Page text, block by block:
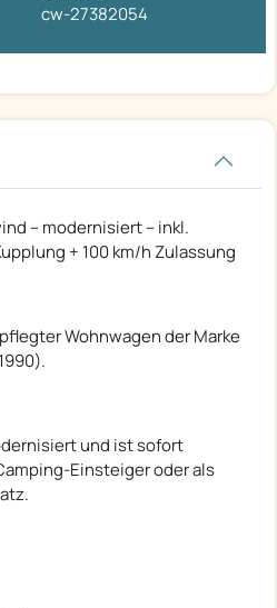
cw-27382054
– modernisiert – inkl.
+ 100 km/h Zulassung
Wohnwagen der Marke
und ist sofort
Einsteiger oder als